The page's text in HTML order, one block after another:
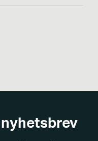
nyhetsbrev